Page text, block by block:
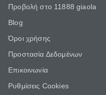
Προβολή στο 11888 giaola
Blog
Όροι χρήσης
Προστασία Δεδομένων
Επικοινωνία
Ρυθμίσεις Cookies